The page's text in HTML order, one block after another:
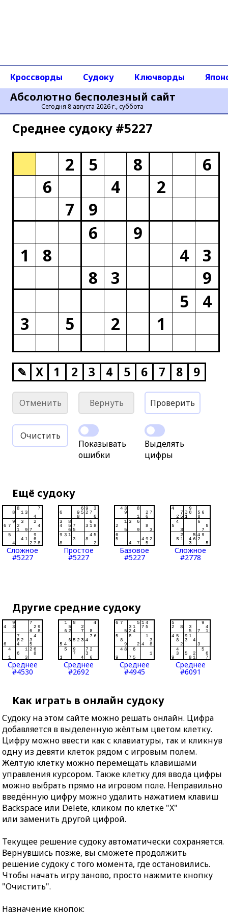
Абсолютно бесполезный сайт
Сегодня 8 августа 2026 г., суббота
Кроссворды Судоку Ключворды
Среднее cудоку #5227
2 5 8
6
6
4
2
7
9
6
9
1
8 4
3
8
3
9
5
4
3
5 2 1
✎ X 1 2 3 4 5 6 7 8 9
Отменить Вернуть Проверить
Очистить
Показывать
ошибки
Выделять
цифры
Ещё судоку
Сложное
#5227
Простое
#5227
Базовое
#5227
Сложное
#2778
Другие средние судоку
Среднее
#4530
Среднее
#2692
Среднее
#4945
Среднее
#6091
Как играть в онлайн судоку
Судоку на этом сайте можно решать онлайн. Цифра
добавляется в выделенную жёлтым цветом клетку.
Цифру можно ввести как с клавиатуры, так и кликнув
одну из девяти клеток рядом с игровым полем.
Жёлтую клетку можно перемещать клавишами
управления курсором. Также клетку для ввода цифры
можно выбрать прямо на игровом поле. Неправильно
введённую цифру можно удалить нажатием клавиш
Backspace или Delete, кликом по клетке "X"
или заменить другой цифрой.
Текущее решение судоку автоматически сохраняется.
Вернувшись позже, вы сможете продолжить
решение судоку с того момента, где остановились.
Чтобы начать игру заново, просто нажмите кнопку
"Очистить".
Назначение кнопок: